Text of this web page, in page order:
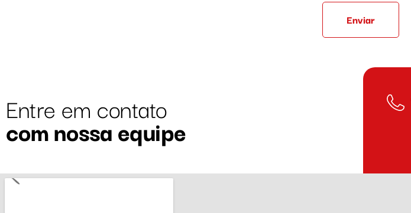
Enviar
Entre em contato
com nossa equipe